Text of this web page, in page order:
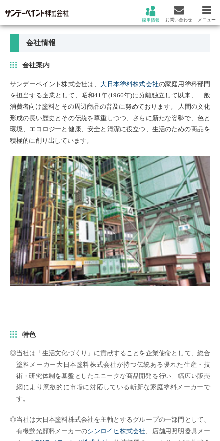
採用情報 お問い合わせ メニュー
会社情報
会社案内
サンデーペイント株式会社は、 大日本塗料株式会社の家庭用塗料部門
を担当する企業として、昭和41年(1966年)に分離独立して以来、一般
消費者向け塗料とその周辺商品の普及に努めております。 人間の文化
形成の長い歴史とその伝統を尊重しつつ、さらに新たな姿勢で、色と
環境、エコロジーと健康、安全と清潔に役立つ、生活のための商品を
積極的に創り出しています。
特色
当社は「生活文化づくり」に貢献することを企業使命として、総合
塗料メーカー大日本塗料株式会社が持つ伝統ある優れた生産・技
術・研究体制を基盤としたユニークな商品開発を行い、幅広い販売
網により意欲的に市場に対応している斬新な家庭塗料メーカーで
す。
当社は大日本塗料株式会社を主軸とするグループの一部門として、
有機蛍光顔料メーカーのシンロイヒ株式会社 、店舗用照明器具メー